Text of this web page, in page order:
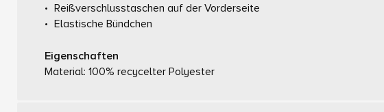
Reißverschlusstaschen auf der Vorderseite
Elastische Bündchen
Eigenschaften
Material: 100% recycelter Polyester